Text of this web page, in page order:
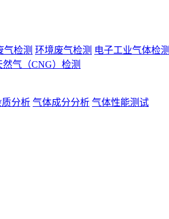
气检测 环境废气检测 电子工业气体检测
然气（CNG）检测
质分析 气体成分分析 气体性能测试